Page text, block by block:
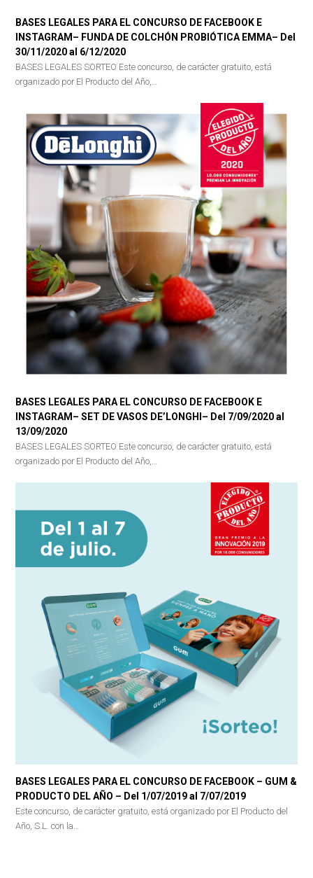
BASES LEGALES PARA EL CONCURSO DE FACEBOOK E
INSTAGRAM– FUNDA DE COLCHÓN PROBIÓTICA EMMA– Del
30/11/2020 al 6/12/2020
BASES LEGALES SORTEO Este concurso, de carácter gratuito, está
organizado por El Producto del Año,…
BASES LEGALES PARA EL CONCURSO DE FACEBOOK E
INSTAGRAM– SET DE VASOS DE’LONGHI– Del 7/09/2020 al
13/09/2020
BASES LEGALES SORTEO Este concurso, de carácter gratuito, está
organizado por El Producto del Año,…
BASES LEGALES PARA EL CONCURSO DE FACEBOOK – GUM &
PRODUCTO DEL AÑO – Del 1/07/2019 al 7/07/2019
Este concurso, de carácter gratuito, está organizado por El Producto del
Año, S.L. con la…